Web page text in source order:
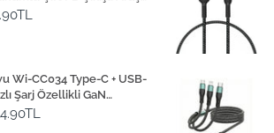
40W
Wi-CC034 Type-C + USB-
Şarj Özellikli GaN
Dahili Kablolu Araç